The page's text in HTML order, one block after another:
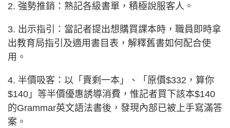
2. 強勢推銷：熟記各級書單，積極說服客人。
3. 出示指引：當記者提出想購買課本時，職員即時拿
出教育局指引及適用書目表，解釋舊書如何配合使
用。
4. 半價吸客：以「賣剩一本」、「原價$332，算你
$140」等半價優惠誘導消費，惟記者買下該本$140
的Grammar英文語法書後，發現內部已被上手寫滿答
案。